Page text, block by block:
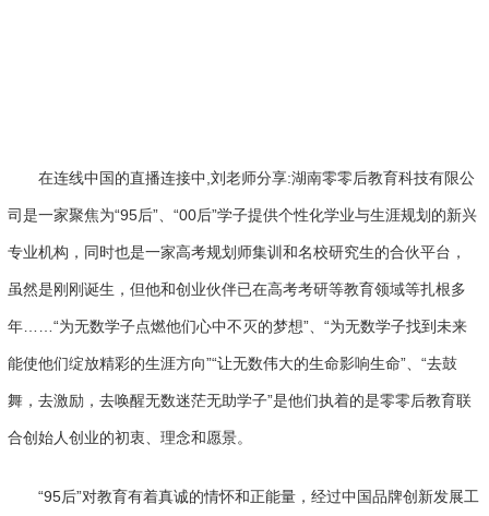
在连线中国的直播连接中,刘老师分享:湖南零零后教育科技有限公
司是一家聚焦为“95后”、“00后”学子提供个性化学业与生涯规划的新兴
专业机构，同时也是一家高考规划师集训和名校研究生的合伙平台，
虽然是刚刚诞生，但他和创业伙伴已在高考考研等教育领域等扎根多
年……“为无数学子点燃他们心中不灭的梦想”、“为无数学子找到未来
能使他们绽放精彩的生涯方向”“让无数伟大的生命影响生命”、“去鼓
舞，去激励，去唤醒无数迷茫无助学子”是他们执着的是零零后教育联
合创始人创业的初衷、理念和愿景。
“95后”对教育有着真诚的情怀和正能量，经过中国品牌创新发展工